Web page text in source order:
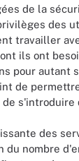
de la
des
travailler
ils ont
pour autant
de
s'introduire
des
du nombre